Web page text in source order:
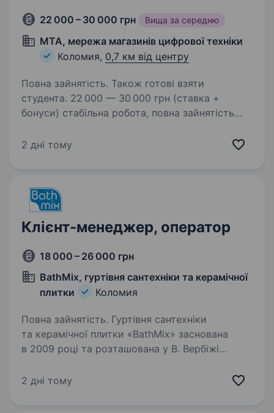
22 000 – 30 000 грн Вища за середню
MTA, мережа магазинів цифрової техніки
Коломия, 0,7 км від центру
Повна зайнятість. Також готові взяти
студента. 22 000 — 30 000 грн (ставка +
бонуси) стабільна робота, повна зайнятість
підробіток) Що потрібно: бажання працювати
2 дні тому
Клієнт-менеджер, оператор
18 000 – 26 000 грн
BathMix, гуртівня сантехніки та керамічної
плитки
Коломия
Повна зайнятість. Гуртівня сантехніки
та керамічної плитки «BathMix» заснована
в 2009 році та розташована у В. Вербіжі
є гуртова та роздрібна торгівля будівельно-
2 дні тому